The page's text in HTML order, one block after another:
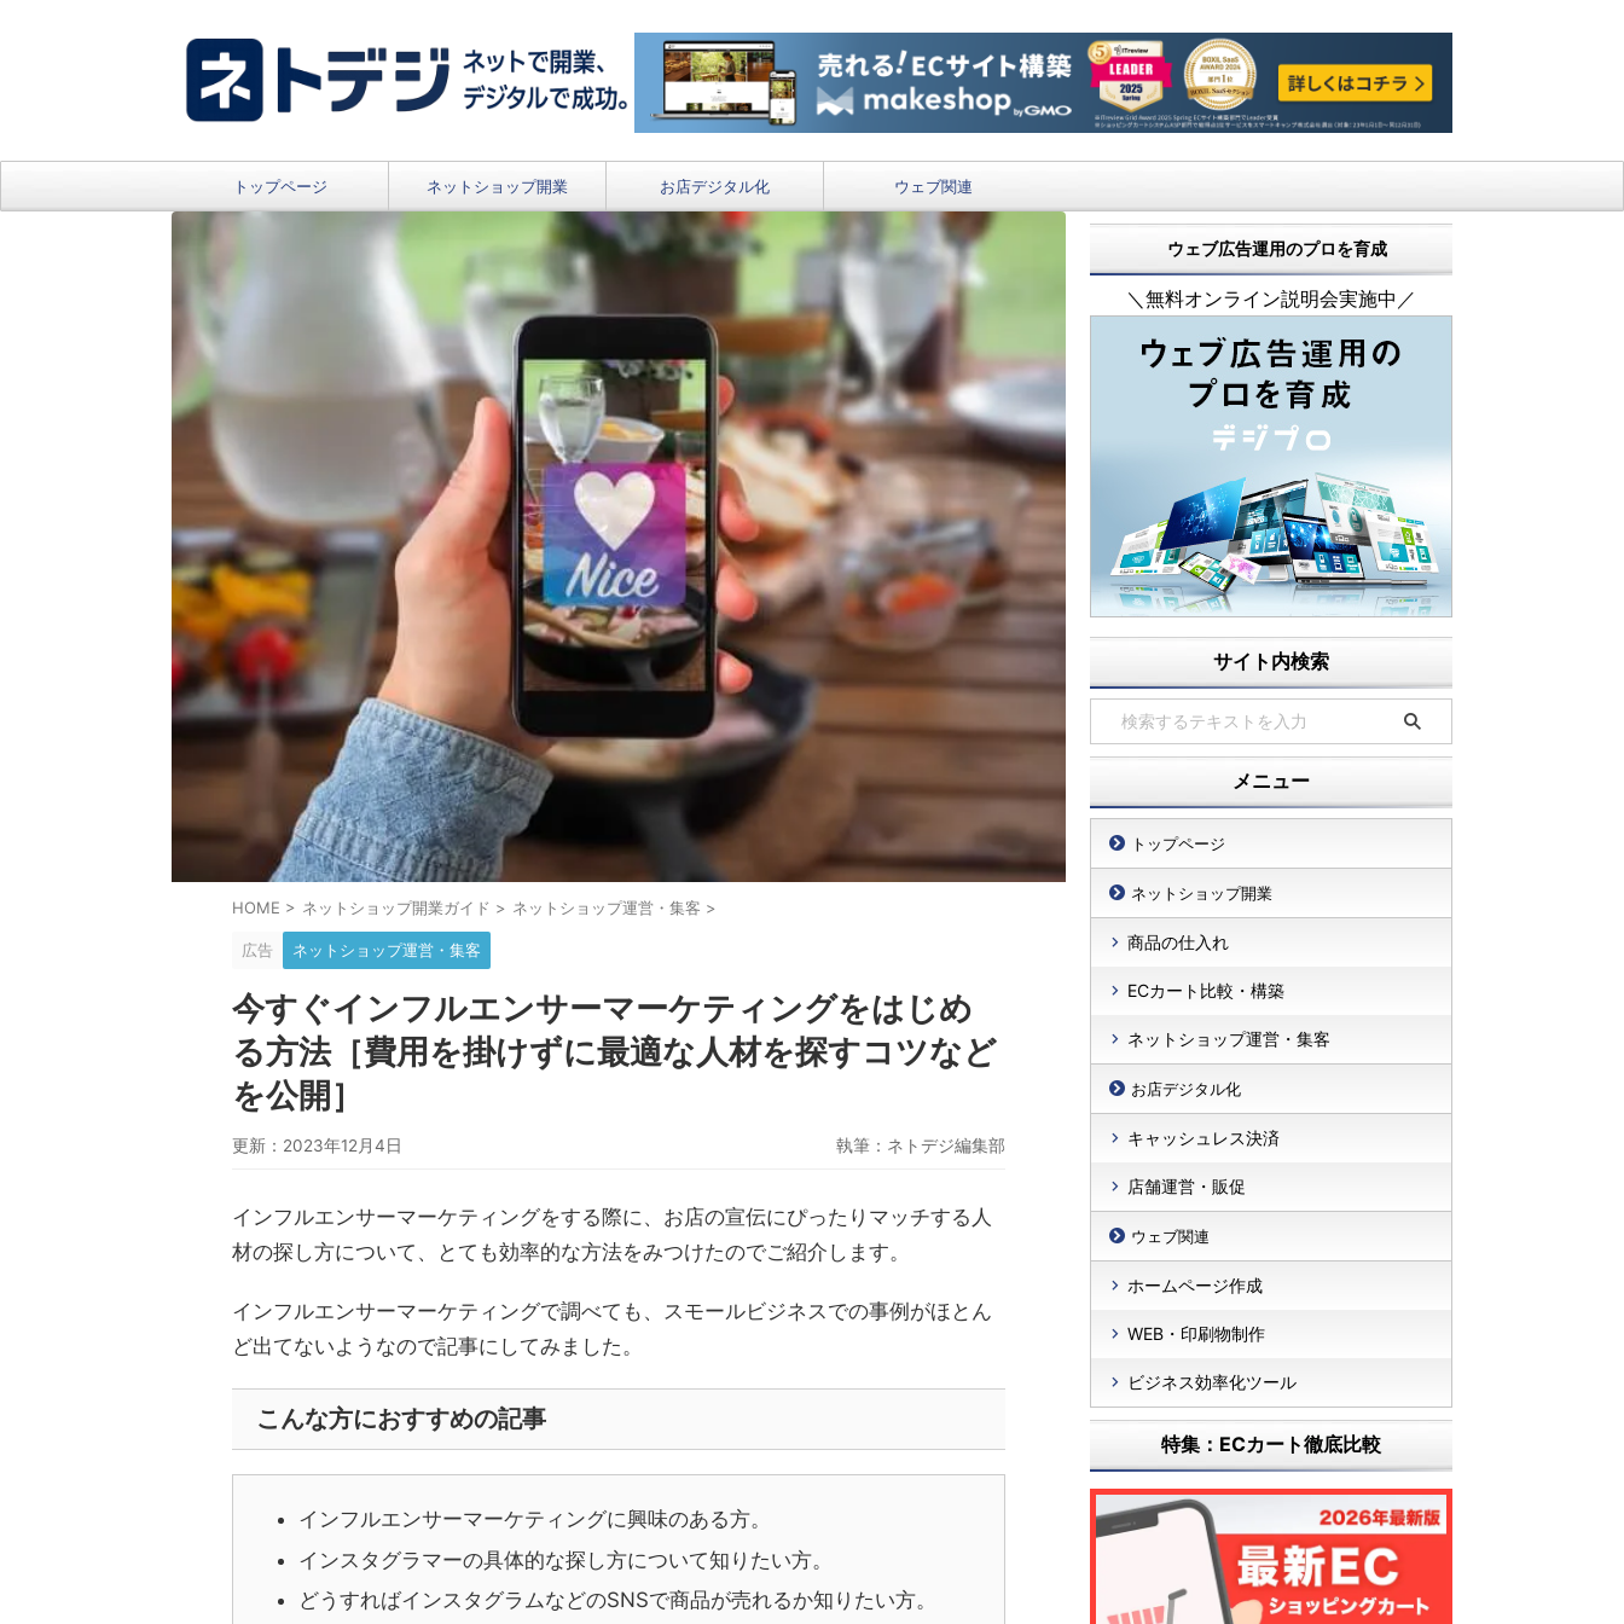
トップページ ネットショップ開業 お店デジタル化 ウェブ関連
HOME > ネットショップ開業ガイド > ネットショップ運営・集客 >
広告 ネットショップ運営・集客
今すぐインフルエンサーマーケティングをはじめ
る方法［費用を掛けずに最適な人材を探すコツなど
を公開］
更新：2023年12月4日 執筆： ネトデジ編集部
インフルエンサーマーケティングをする際に、お店の宣伝にぴったりマッチする人
材の探し方について、とても効率的な方法をみつけたのでご紹介します。
インフルエンサーマーケティングで調べても、スモールビジネスでの事例がほとん
ど出てないようなので記事にしてみました。
こんな方におすすめの記事
インフルエンサーマーケティングに興味のある方。
インスタグラマーの具体的な探し方について知りたい方。
どうすればインスタグラムなどのSNSで商品が売れるか知りたい方。
ウェブ広告運用のプロを育成
＼無料オンライン説明会実施中／
サイト内検索
メニュー
トップページ
ネットショップ開業
商品の仕入れ
ECカート比較・構築
ネットショップ運営・集客
お店デジタル化
キャッシュレス決済
店舗運営・販促
ウェブ関連
ホームページ作成
WEB・印刷物制作
ビジネス効率化ツール
特集：ECカート徹底比較